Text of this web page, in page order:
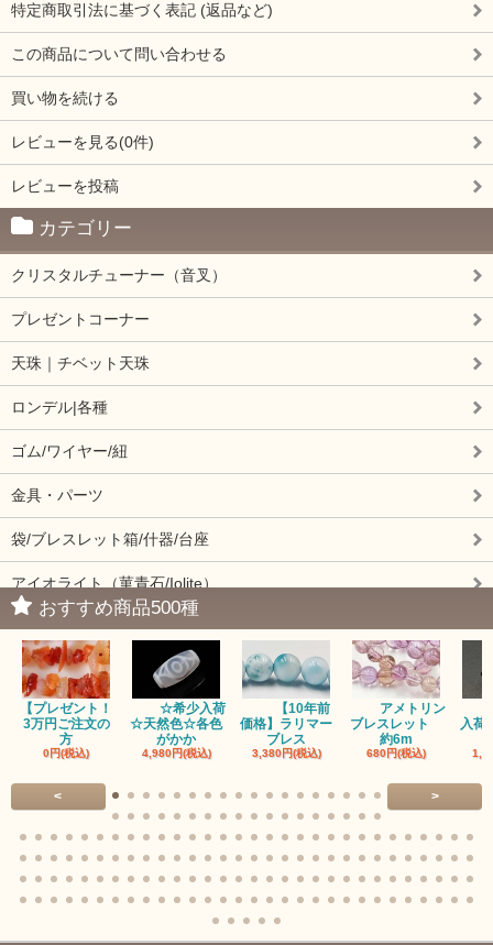
特定商取引法に基づく表記 (返品など)
この商品について問い合わせる
買い物を続ける
レビューを見る(0件)
レビューを投稿
カテゴリー
クリスタルチューナー（音叉）
プレゼントコーナー
天珠｜チベット天珠
ロンデル|各種
ゴム/ワイヤー/紐
金具・パーツ
袋/ブレスレット箱/什器/台座
アイオライト（菫青石/Iolite）
アイドクレーズ（Idocrase）（別名ベスビアナイト）
アクアマリン（藍玉/藍柱石/Aquamarine）
アクチノライトインクォーツ（Actinolite/緑閃石）
赤瑪瑙（レッドアゲート/カーネリアン）
アゲート（瑪瑙/Agate）各種
おすすめ商品500種
【プレゼント！
3万円ご注文の
方
0円(税込)
☆希少入荷
☆天然色☆各色
がかか
4,980円(税込)
【10年前
価格】ラリマー
ブレス
3,380円(税込)
アメトリン
ブレスレット
約6m
680円(税込)
入荷
< >